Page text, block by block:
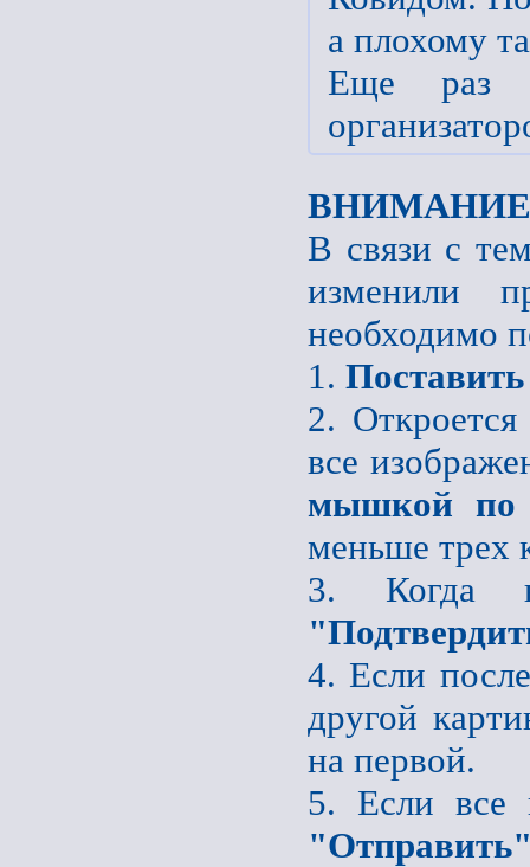
а плохому
Еще раз
В связи с
изменили
необходимо
1.
2.
все
мышкой по
меньше трех
3. Когда
4. Если
другой
на первой.
5. Если все